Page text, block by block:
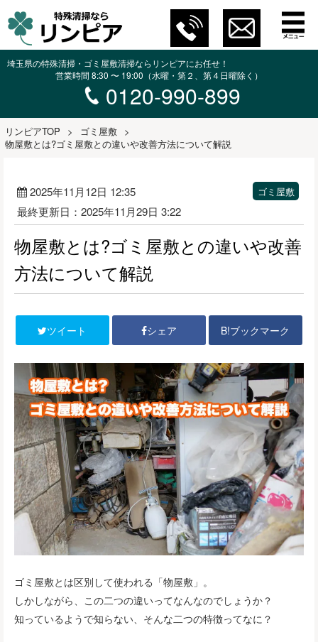
埼玉県の特殊清掃・ゴミ屋敷清掃ならリンピアにお任せ！
営業時間 8:30 〜 19:00（水曜・第２、第４日曜除く）
0120-990-899
リンピアTOP > ゴミ屋敷 >
物屋敷とは?ゴミ屋敷との違いや改善方法について解説
2025年11月12日 12:35
最終更新日：2025年11月29日 3:22
ゴミ屋敷
物屋敷とは?ゴミ屋敷との違いや改善
方法について解説
ツイート シェア B!ブックマーク
ゴミ屋敷とは区別して使われる「物屋敷」。
しかしながら、この二つの違いってなんなのでしょうか？
知っているようで知らない、そんな二つの特徴ってなに？